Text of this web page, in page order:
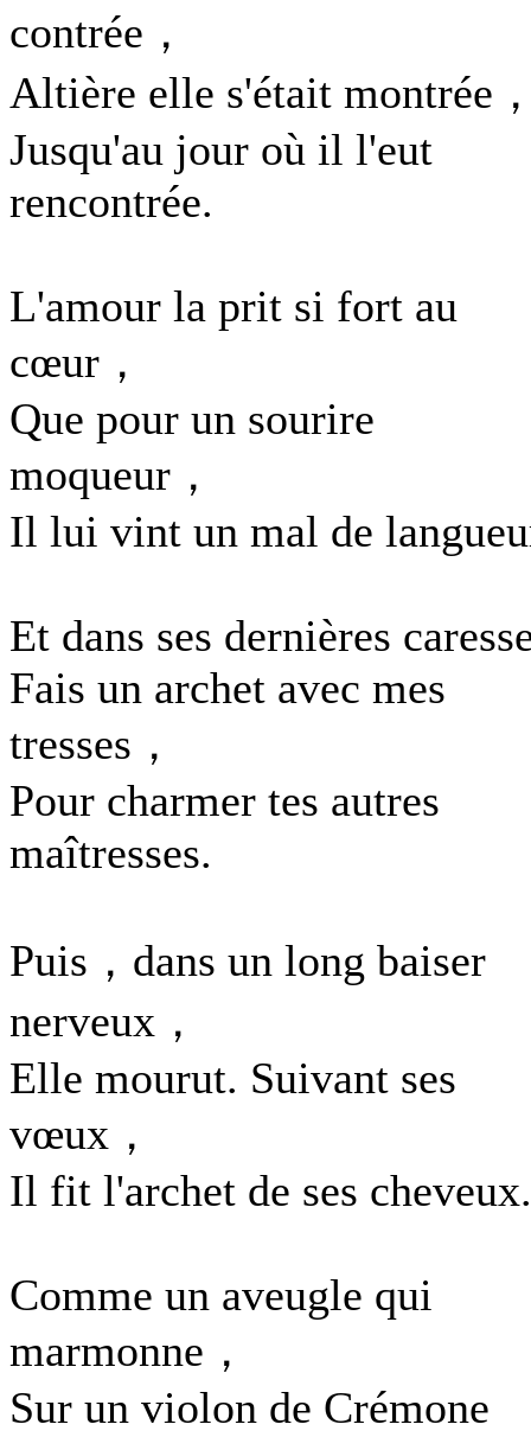
contrée，
Altière elle s'était montrée
Jusqu'au jour où il l'eut
rencontrée.
L'amour la prit si fort au
cœur，
Que pour un sourire
moqueur，
Il lui vint un mal de
Et dans ses dernières
Fais un archet avec mes
tresses，
Pour charmer tes autres
maîtresses.
Puis，dans un long baiser
nerveux，
Elle mourut. Suivant ses
vœux，
Il fit l'archet de ses cheveux.
Comme un aveugle qui
marmonne，
Sur un violon de Crémone